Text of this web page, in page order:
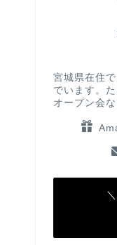
宮城県在住
でいます。
オープン会